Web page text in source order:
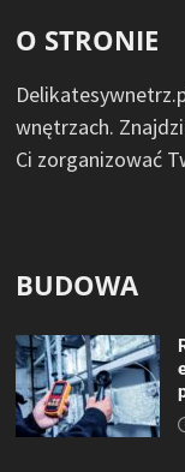
O STRONIE
wnętrzach.
Ci zorganizować
BUDOWA